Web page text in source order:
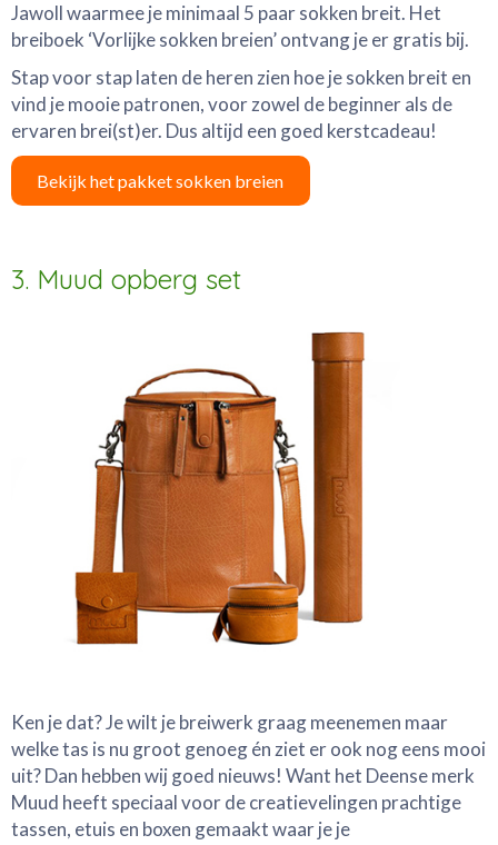
Jawoll waarmee je minimaal 5 paar sokken breit. Het
breiboek ‘Vorlijke sokken breien’ ontvang je er gratis bij.
Stap voor stap laten de heren zien hoe je sokken breit en
vind je mooie patronen, voor zowel de beginner als de
ervaren brei(st)er. Dus altijd een goed kerstcadeau!
Bekijk het pakket sokken breien
3. Muud opberg set
Ken je dat? Je wilt je breiwerk graag meenemen maar
welke tas is nu groot genoeg én ziet er ook nog eens mooi
uit? Dan hebben wij goed nieuws! Want het Deense merk
Muud heeft speciaal voor de creatievelingen prachtige
tassen, etuis en boxen gemaakt waar je je